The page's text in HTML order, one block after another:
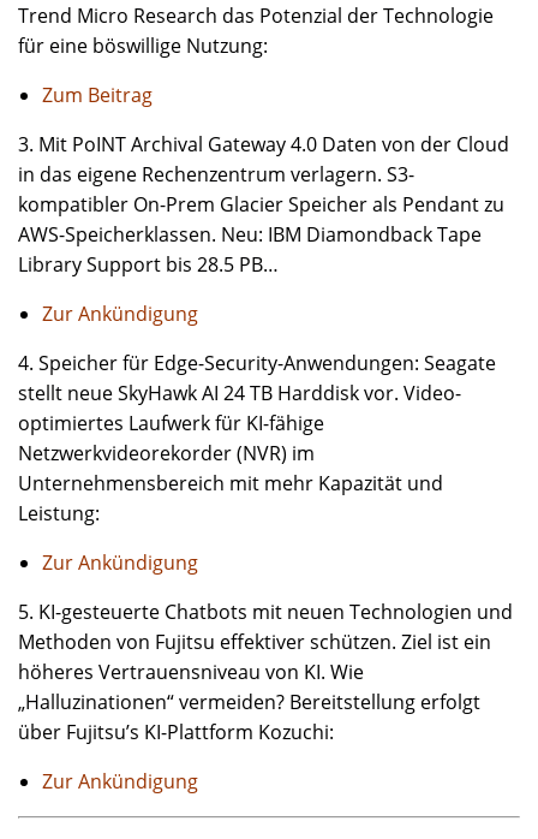
Trend Micro Research das Potenzial der Technologie
für eine böswillige Nutzung:
Zum Beitrag
3. Mit PoINT Archival Gateway 4.0 Daten von der Cloud
in das eigene Rechenzentrum verlagern. S3-
kompatibler On-Prem Glacier Speicher als Pendant zu
AWS-Speicherklassen. Neu: IBM Diamondback Tape
Library Support bis 28.5 PB…
Zur Ankündigung
4. Speicher für Edge-Security-Anwendungen: Seagate
stellt neue SkyHawk AI 24 TB Harddisk vor. Video-
optimiertes Laufwerk für KI-fähige
Netzwerkvideorekorder (NVR) im
Unternehmensbereich mit mehr Kapazität und
Leistung:
Zur Ankündigung
5. KI-gesteuerte Chatbots mit neuen Technologien und
Methoden von Fujitsu effektiver schützen. Ziel ist ein
höheres Vertrauensniveau von KI. Wie
„Halluzinationen“ vermeiden? Bereitstellung erfolgt
über Fujitsu’s KI-Plattform Kozuchi:
Zur Ankündigung